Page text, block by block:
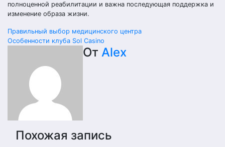
полноценной реабилитации и важна последующая поддержка и
изменение образа жизни.
Навигация
записям
Правильный выбор медицинского центра
Особенности клуба Sol Casino
От Alex
Похожая запись